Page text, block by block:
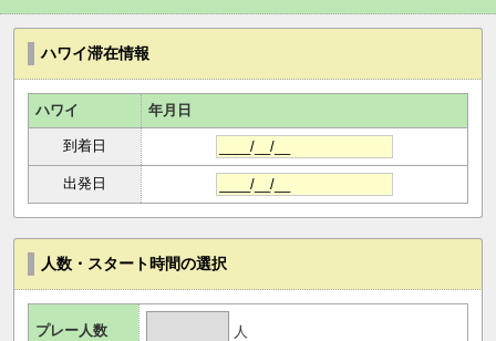
ハワイ滞在情報
ハワイ 年月日
到着日
出発日
人数・スタート時間の選択
プレー人数 人